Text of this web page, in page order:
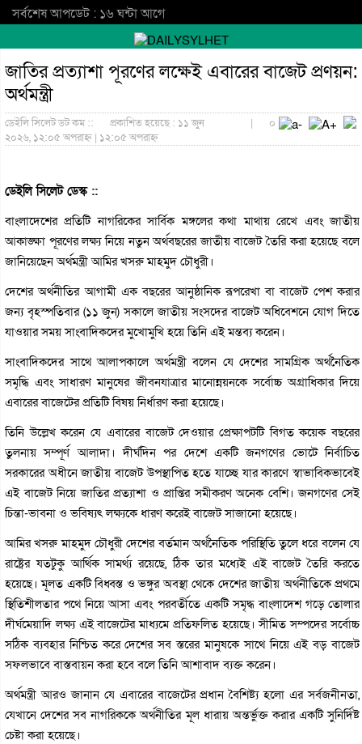
সর্বশেষ আপডেট : ১৬ ঘন্টা আগে
জাতির প্রত্যাশা পূরণের লক্ষেই এবারের বাজেট প্রণয়ন:
অর্থমন্ত্রী
ডেইলি সিলেট ডট কম ::
প্রকাশিত হয়েছে : ১১ জুন
২০২৬, ১২:০৫ অপরাহ্ন | ১২:০৫ অপরাহ্ন
| ০
ডেইলি সিলেট ডেস্ক ::
বাংলাদেশের প্রতিটি নাগরিকের সার্বিক মঙ্গলের কথা মাথায় রেখে এবং জাতীয়
আকাঙ্ক্ষা পূরণের লক্ষ্য নিয়ে নতুন অর্থবছরের জাতীয় বাজেট তৈরি করা হয়েছে বলে
জানিয়েছেন অর্থমন্ত্রী আমির খসরু মাহমুদ চৌধুরী।
দেশের অর্থনীতির আগামী এক বছরের আনুষ্ঠানিক রূপরেখা বা বাজেট পেশ করার
জন্য বৃহস্পতিবার (১১ জুন) সকালে জাতীয় সংসদের বাজেট অধিবেশনে যোগ দিতে
যাওয়ার সময় সাংবাদিকদের মুখোমুখি হয়ে তিনি এই মন্তব্য করেন।
সাংবাদিকদের সাথে আলাপকালে অর্থমন্ত্রী বলেন যে দেশের সামগ্রিক অর্থনৈতিক
সমৃদ্ধি এবং সাধারণ মানুষের জীবনযাত্রার মানোন্নয়নকে সর্বোচ্চ অগ্রাধিকার দিয়ে
এবারের বাজেটের প্রতিটি বিষয় নির্ধারণ করা হয়েছে।
তিনি উল্লেখ করেন যে এবারের বাজেট দেওয়ার প্রেক্ষাপটটি বিগত কয়েক বছরের
তুলনায় সম্পূর্ণ আলাদা। দীর্ঘদিন পর দেশে একটি জনগণের ভোটে নির্বাচিত
সরকারের অধীনে জাতীয় বাজেট উপস্থাপিত হতে যাচ্ছে যার কারণে স্বাভাবিকভাবেই
এই বাজেট নিয়ে জাতির প্রত্যাশা ও প্রাপ্তির সমীকরণ অনেক বেশি। জনগণের সেই
চিন্তা-ভাবনা ও ভবিষ্যৎ লক্ষ্যকে ধারণ করেই বাজেট সাজানো হয়েছে।
আমির খসরু মাহমুদ চৌধুরী দেশের বর্তমান অর্থনৈতিক পরিস্থিতি তুলে ধরে বলেন যে
রাষ্ট্রের যতটুকু আর্থিক সামর্থ্য রয়েছে, ঠিক তার মধ্যেই এই বাজেট তৈরি করতে
হয়েছে। মূলত একটি বিধ্বস্ত ও ভঙ্গুর অবস্থা থেকে দেশের জাতীয় অর্থনীতিকে প্রথমে
স্থিতিশীলতার পথে নিয়ে আসা এবং পরবর্তীতে একটি সমৃদ্ধ বাংলাদেশ গড়ে তোলার
দীর্ঘমেয়াদি লক্ষ্য এই বাজেটের মাধ্যমে প্রতিফলিত হয়েছে। সীমিত সম্পদের সর্বোচ্চ
সঠিক ব্যবহার নিশ্চিত করে দেশের সব স্তরের মানুষকে সাথে নিয়ে এই বড় বাজেট
সফলভাবে বাস্তবায়ন করা হবে বলে তিনি আশাবাদ ব্যক্ত করেন।
অর্থমন্ত্রী আরও জানান যে এবারের বাজেটের প্রধান বৈশিষ্ট্য হলো এর সর্বজনীনতা,
যেখানে দেশের সব নাগরিককে অর্থনীতির মূল ধারায় অন্তর্ভুক্ত করার একটি সুনির্দিষ্ট
চেষ্টা করা হয়েছে।